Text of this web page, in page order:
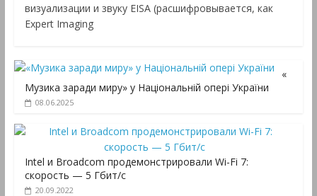
визуализации и звуку EISA (расшифровывается, как
Expert Imaging
«
Музика заради миру» у Національній опері України
08.06.2025
Intel и Broadcom продемонстрировали Wi-Fi 7:
скорость — 5 Гбит/с
20.09.2022